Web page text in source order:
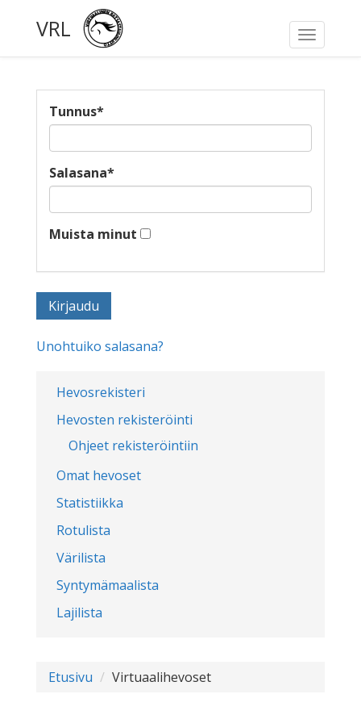
Toggle
VRL
Hevosrekisteri
Hevosten rekisteröinti
Ohjeet rekisteröintiin
Omat hevoset
Statistiikka
Rotulista
Värilista
Syntymämaalista
Lajilista
Tunnus*
Salasana*
Muista minut
Unohtuiko salasana?
Etusivu Virtuaalihevoset